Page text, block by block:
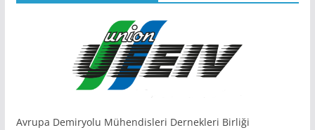
Avrupa Demiryolu Mühendisleri Dernekleri Birliği